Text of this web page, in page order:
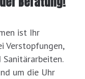
ist Ihr
Verstopfungen,
Sanitärarbeiten.
um die Uhr